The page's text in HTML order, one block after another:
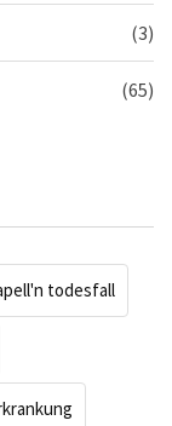
(3)
(65)
todesfall